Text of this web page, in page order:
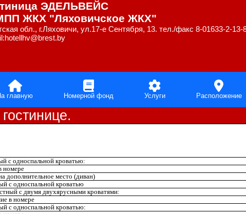
ЭДЕЛЬВЕЙС
ЖКХ "Ляховичское ЖКХ"
обл., г.Ляховичи, ул.17-е Сентября, 13. тел./факс 8-01633-2-13-
главную Номерной фонд Услуги Расположение
с односпальной кроватью:
номере
дополнительное место (диван)
с односпальной кроватью
с двумя двухярусными кроватями:
в номере
с односпальной кроватью: